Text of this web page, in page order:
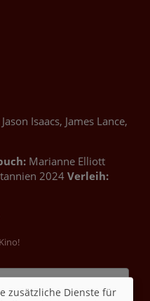
Isaacs, James Lance,
Marianne Elliott
2024 Verleih:
Inhalte laden?
zusätzliche Dienste für